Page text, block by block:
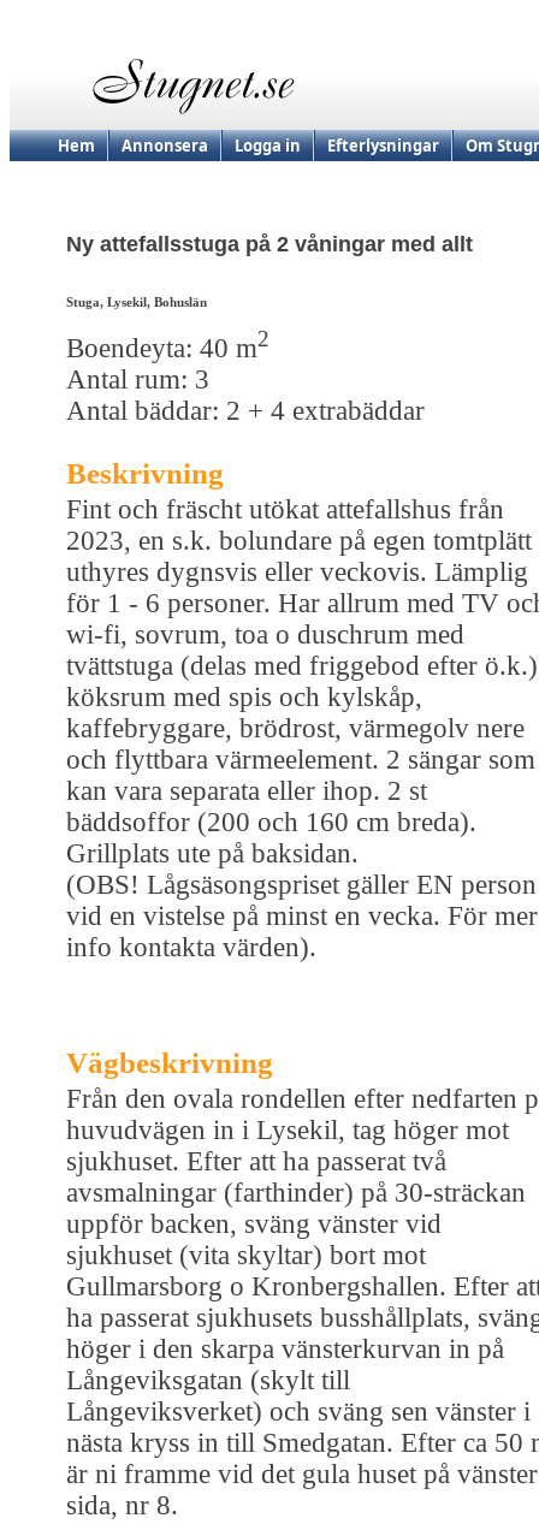
Hem Annonsera Logga in Efterlysningar Om
Ny attefallsstuga på 2 våningar med allt
Stuga, Lysekil, Bohuslän
Boendeyta: 40 m2
Antal rum: 3
Antal bäddar: 2 + 4 extrabäddar
Beskrivning
Fint och fräscht utökat attefallshus från
2023, en s.k. bolundare på egen tomtplätt
uthyres dygnsvis eller veckovis. Lämplig
för 1 - 6 personer. Har allrum med TV
wi-fi, sovrum, toa o duschrum med
tvättstuga (delas med friggebod efter
köksrum med spis och kylskåp,
kaffebryggare, brödrost, värmegolv nere
och flyttbara värmeelement. 2 sängar som
kan vara separata eller ihop. 2 st
bäddsoffor (200 och 160 cm breda).
Grillplats ute på baksidan.
(OBS! Lågsäsongspriset gäller EN person
vid en vistelse på minst en vecka. För mer
info kontakta värden).
Vägbeskrivning
Från den ovala rondellen efter nedfarten
huvudvägen in i Lysekil, tag höger mot
sjukhuset. Efter att ha passerat två
avsmalningar (farthinder) på 30-sträckan
uppför backen, sväng vänster vid
sjukhuset (vita skyltar) bort mot
Gullmarsborg o Kronbergshallen. Efter
ha passerat sjukhusets busshållplats,
höger i den skarpa vänsterkurvan in på
Långeviksgatan (skylt till
Långeviksverket) och sväng sen vänster i
nästa kryss in till Smedgatan. Efter ca 50
är ni framme vid det gula huset på vänster
sida, nr 8.